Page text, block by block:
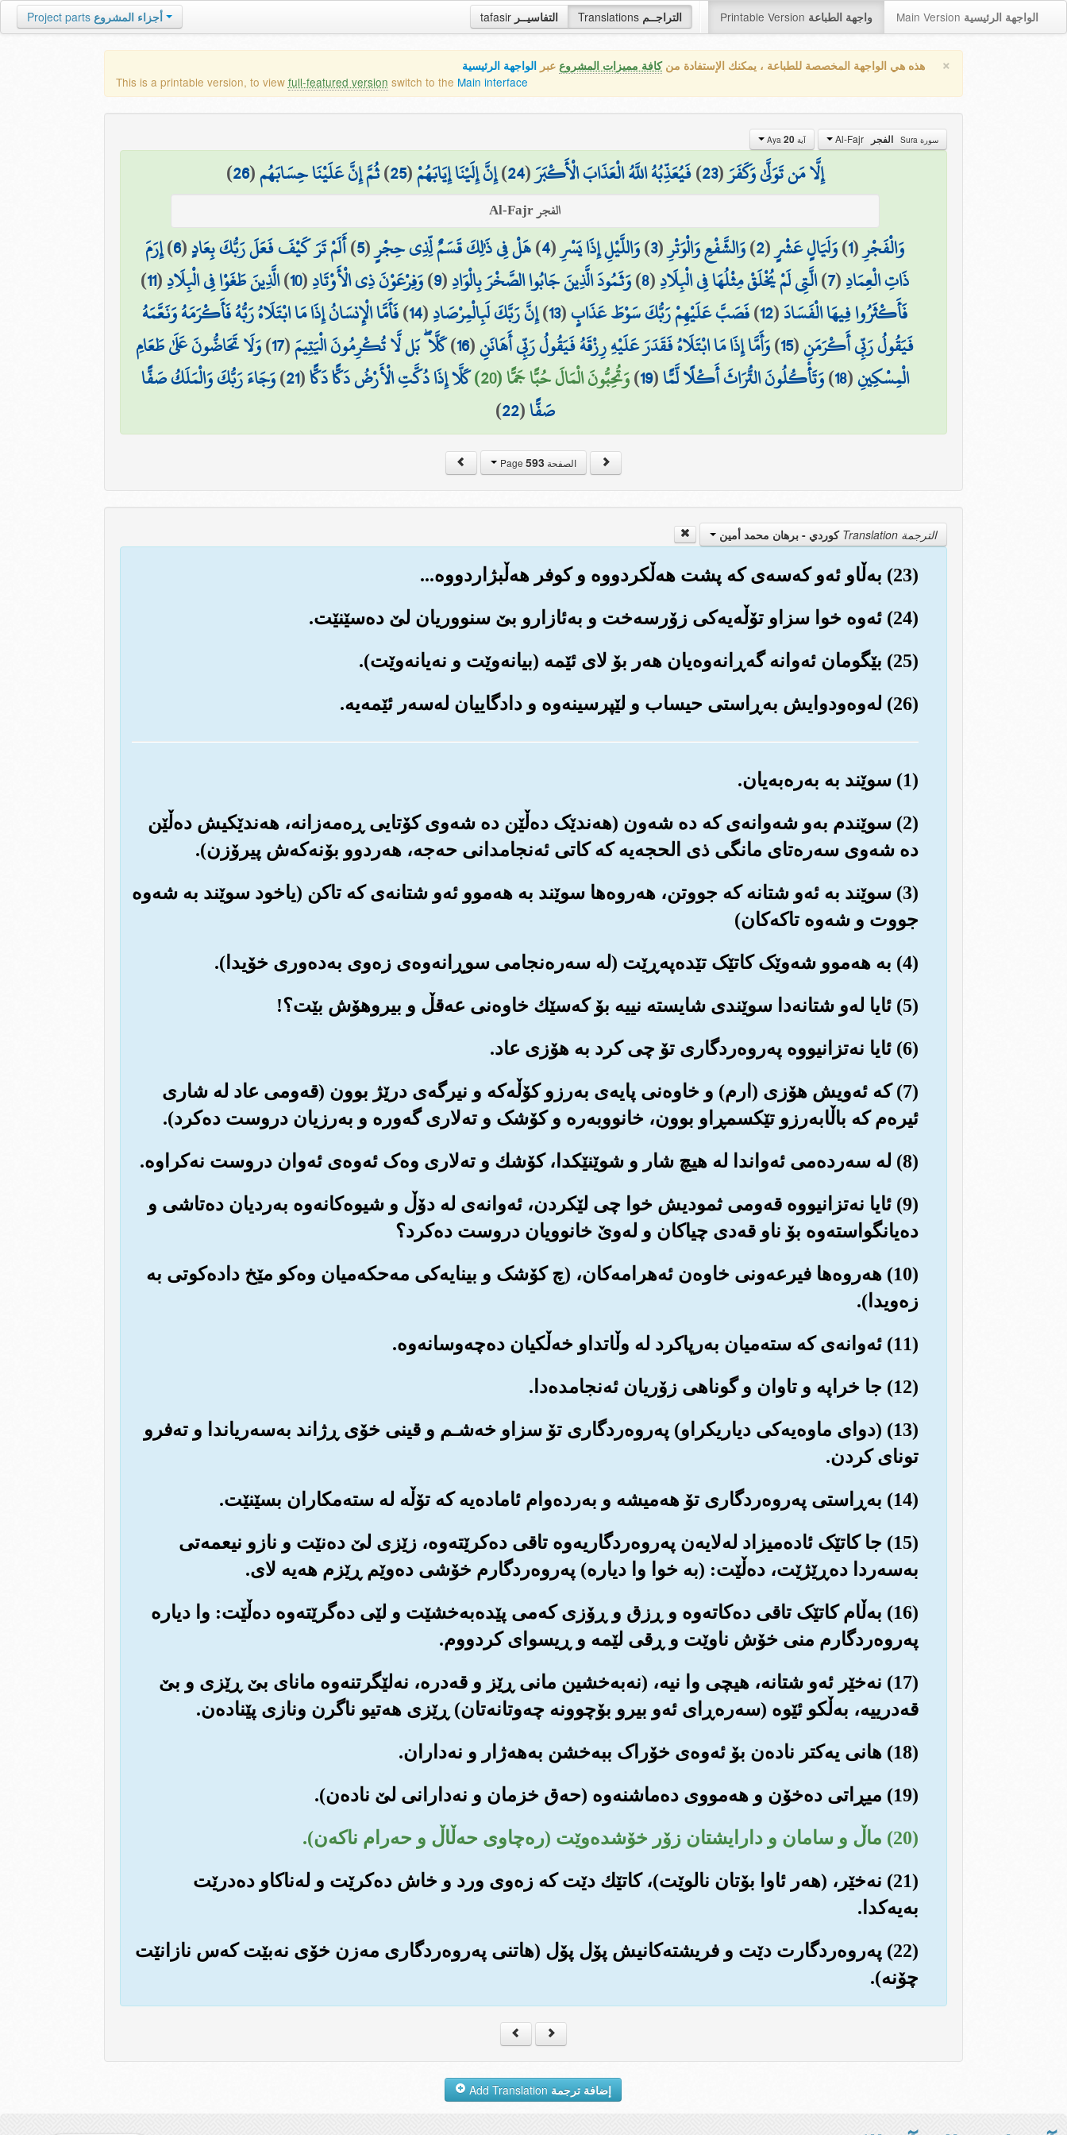
tafasir التفاسيــر Translations التراجــم Printable Version واجهة الطباعة Main Version الواجهة الرئيسية Project parts أجزاء المشروع
× هذه هي الواجهة المخصصة للطباعة ، يمكنك الإستفادة منكافة مميزات المشروع عبر الواجهة الرئيسية
This is a printable version, to view full-featured version switch to the Main interface
سورة Sura الفجر آية Aya 20
إِلَّا مَن تَوَلَّىٰ وَكَفَرَ(
23
)فَيُعَذِّبُهُ اللَّهُ الْعَذَابَ الْأَكْبَرَ(
24
)إِنَّ إِلَيْنَا إِيَابَهُمْ(
25
)ثُمَّ إِنَّ عَلَيْنَا حِسَابَهُم(
26
)
الفجر Al-Fajr
وَالْفَجْرِ(
1
)وَلَيَالٍ عَشْرٍ(
2
)وَالشَّفْعِ وَالْوَتْرِ(
3
)وَاللَّيْلِ إِذَا يَسْرِ(
4
)هَلْ فِي ذَٰلِكَ قَسَمٌ لِّذِي حِجْرٍ(
5
)أَلَمْ تَرَ كَيْفَ فَعَلَ رَبُّكَ بِعَادٍ(
6
)إِرَمَ
ذَاتِ الْعِمَادِ(
7
)الَّتِي لَمْ يُخْلَقْ مِثْلُهَا فِي الْبِلَادِ(
8
)وَثَمُودَ الَّذِينَ جَابُوا الصَّخْرَ بِالْوَادِ(
9
)وَفِرْعَوْنَ ذِي الْأَوْتَادِ(
10
)الَّذِينَ طَغَوْا فِي الْبِلَادِ(
11
)
فَأَكْثَرُوا فِيهَا الْفَسَادَ(
12
)فَصَبَّ عَلَيْهِمْ رَبُّكَ سَوْطَ عَذَابٍ(
13
)إِنَّ رَبَّكَ لَبِالْمِرْصَادِ(
14
)فَأَمَّا الْإِنسَانُ إِذَا مَا ابْتَلَاهُ رَبُّهُ فَأَكْرَمَهُ وَنَعَّمَهُ
فَيَقُولُ رَبِّي أَكْرَمَنِ(
15
)وَأَمَّا إِذَا مَا ابْتَلَاهُ فَقَدَرَ عَلَيْهِ رِزْقَهُ فَيَقُولُ رَبِّي أَهَانَنِ(
16
)كَلَّا ۖ بَل لَّا تُكْرِمُونَ الْيَتِيمَ(
17
)وَلَا تَحَاضُّونَ عَلَىٰ طَعَامِ
الْمِسْكِينِ(
18
)وَتَأْكُلُونَ التُّرَاثَ أَكْلًا لَّمًّا(
19
)وَتُحِبُّونَ الْمَالَ حُبًّا جَمًّا (20) كَلَّا إِذَا دُكَّتِ الْأَرْضُ دَكًّا دَكًّا(
21
)وَجَاءَ رَبُّكَ وَالْمَلَكُ صَفًّا
صَفًّا(
22
)
الصفحة Page593
الترجمة Translation كوردي - برهان محمد أمين
(23) به‌ڵاو ئه‌و که‌سه‌ی که پشت هه‌ڵکردووه و کوفر هه‌ڵبژاردووه‌...
(24) ئه‌وه خوا سزاو تۆڵه‌یه‌کی زۆرسه‌خت و به‌ئازارو بێ سنووریان لێ ده‌سێنێت.
(25) بێگومان ئه‌وانه گه‌ڕانه‌وه‌یان هه‌ر بۆ لای ئێمه (بیانه‌وێت و نه‌یانه‌وێت).
(26) له‌وه‌ودوایش به‌ڕاستی حیساب و لێپرسینه‌وه و دادگاییان له‌سه‌ر ئێمه‌یه‌.
(1) سوێند به به‌ره‌به‌یان.
(2) سوێندم به‌و شه‌وانه‌ی که ده شه‌ون (هه‌ندێک ده‌ڵێن ده شه‌وی کۆتایی ڕه‌مه‌زانه‌، هه‌ندێکیش ده‌ڵێن
ده شه‌وی سه‌ره‌تای مانگی ذی الحجه‌یه که کاتی ئه‌نجامدانی حه‌جه‌، هه‌ردوو بۆنه‌که‌ش پیرۆزن).
(3) سوێند به ئه‌و شتانه که جووتن، هه‌روه‌ها سوێند به هه‌موو ئه‌و شتانه‌ی که تاکن (یاخود سوێند به شه‌وه
جووت و شه‌وه تاکه‌کان)
(4) به هه‌موو شه‌وێک کاتێک تێده‌په‌ڕێت (له سه‌ره‌نجامی سوڕانه‌وه‌ی زه‌وی به‌ده‌وری خۆیدا).
(5) ئایا له‌و شتانه‌دا سوێندی شایسته نییه بۆ که‌سێك خاوه‌نی عه‌قڵ و بیروهۆش بێت؟!
(6) ئایا نه‌تزانیووه په‌روه‌ردگاری تۆ چی کرد به هۆزی عاد.
(7) که ئه‌ویش هۆزی (ارم) و خاوه‌نی پایه‌ی به‌رزو کۆڵه‌که و نیرگه‌ی درێژ بوون (قه‌ومی عاد له شاری
ئیره‌م که باڵابه‌رزو تێکسمڕاو بوون، خانووبه‌ره و کۆشک و ته‌لاری گه‌وره و به‌رزیان دروست ده‌کرد).
(8) له سه‌رده‌می ئه‌واندا له هیچ شار و شوێنێکدا، کۆشك و ته‌لاری وه‌ک ئه‌وه‌ی ئه‌وان دروست نه‌کراوه‌.
(9) ئایا نه‌تزانیووه قه‌ومی ثمودیش خوا چی لێکردن، ئه‌وانه‌ی له دۆڵ و شیوه‌کانه‌وه به‌ردیان ده‌تاشی و
ده‌یانگواسته‌وه بۆ ناو قه‌دی چیاکان و له‌وێ خانوویان دروست ده‌کرد؟
(10) هه‌روه‌ها فیرعه‌ونی خاوه‌ن ئه‌هرامه‌کان، (چ کۆشک و بینایه‌کی مه‌حکه‌میان وه‌کو مێخ داده‌کوتی به
زه‌ویدا).
(11) ئه‌وانه‌ی که سته‌میان به‌رپاکرد له وڵاتداو خه‌ڵکیان ده‌چه‌وسانه‌وه‌.
(12) جا خراپه و تاوان و گوناهی زۆریان ئه‌نجامده‌دا.
(13) (دوای ماوه‌یه‌کی دیاریکراو) په‌روه‌ردگاری تۆ سزاو خه‌شـم و قینی خۆی ڕژاند به‌سه‌ریاندا و ته‌فرو
تونای کردن.
(14) به‌ڕاستی په‌روه‌ردگاری تۆ هه‌میشه و به‌رده‌وام ئاماده‌یه که تۆڵه له سته‌مکاران بسێنێت.
(15) جا کاتێک ئاده‌میزاد له‌لایه‌ن په‌روه‌ردگاریه‌وه تاقی ده‌کرێته‌وه‌، زێزی لێ ده‌نێت و نازو نیعمه‌تی
به‌سه‌ردا ده‌ڕێژێت، ده‌ڵێت: (به خوا وا دیاره‌) په‌روه‌ردگارم خۆشی ده‌وێم ڕێزم هه‌یه لای.
(16) به‌ڵام کاتێک تاقی ده‌کاته‌وه و ڕزق و ڕۆزی که‌می پێده‌به‌خشێت و لێی ده‌گرێته‌وه ده‌ڵێت: وا دیاره
په‌روه‌ردگارم منی خۆش ناوێت و ڕقی لێمه و ڕیسوای کردووم.
(17) نه‌خێر ئه‌و شتانه‌، هیچی وا نیه‌، (نه‌به‌خشین مانی ڕێز و قه‌دره‌، نه‌لێگرتنه‌وه مانای بێ ڕێزی و بێ
قه‌درییه‌، به‌ڵکو ئێوه (سه‌ره‌ڕای ئه‌و بیرو بۆچوونه چه‌وتانه‌تان) ڕێزی هه‌تیو ناگرن ونازی پێناده‌ن.
(18) هانی یه‌کتر ناده‌ن بۆ ئه‌وه‌ی خۆراک ببه‌خشن به‌هه‌ژار و نه‌داران.
(19) میڕاتی ده‌خۆن و هه‌مووی ده‌ماشنه‌وه (حه‌ق خزمان و نه‌دارانی لێ ناده‌ن).
(20) ماڵ و سامان و دارایشتان زۆر خۆشده‌وێت (ره‌چاوی حه‌ڵاڵ و حه‌رام ناکه‌ن).
(21) نه‌خێر، (هه‌ر ئاوا بۆتان نالوێت)، کاتێك دێت که زه‌وی ورد و خاش ده‌کرێت و له‌ناکاو ده‌درێت
به‌یه‌کدا.
(22) په‌روه‌ردگارت دێت و فریشته‌کانیش پۆل پۆل (هاتنی په‌روه‌ردگاری مه‌زن خۆی نه‌بێت که‌س نازانێت
چۆنه‌).
إضافة ترجمة